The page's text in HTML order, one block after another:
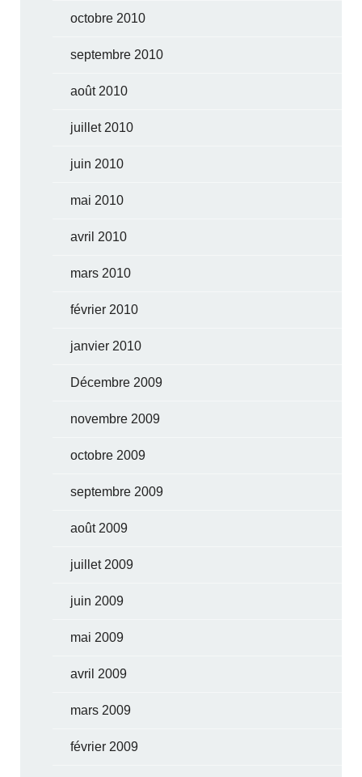
octobre 2010
septembre 2010
août 2010
juillet 2010
juin 2010
mai 2010
avril 2010
mars 2010
février 2010
janvier 2010
Décembre 2009
novembre 2009
octobre 2009
septembre 2009
août 2009
juillet 2009
juin 2009
mai 2009
avril 2009
mars 2009
février 2009